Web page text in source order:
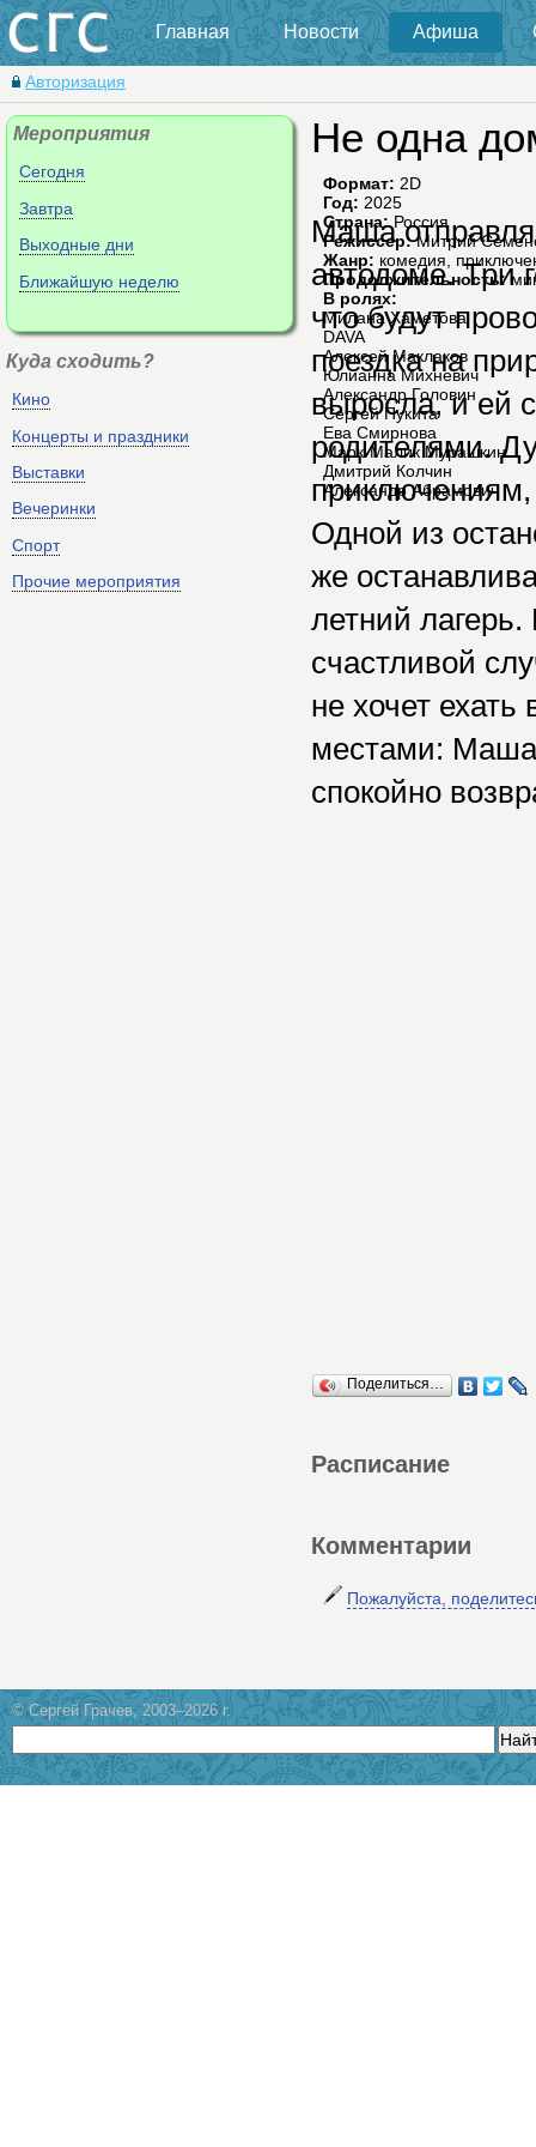
Главная Новости Афиша
Авторизация
Мероприятия
Сегодня
Завтра
Выходные дни
Ближайшую неделю
Куда сходить?
Кино
Концерты и праздники
Выставки
Вечеринки
Спорт
Прочие мероприятия
Не одна
Формат: 2D
Год: 2025
Страна:Россия
Режиссер:Митрий
Жанр: комедия,
Продолжительность:
В ролях:
Милана Хаметова
DAVA
Алексей Маклаков
Юлианна Михневич
Александр Головин
Сергей Пукита
Ева Смирнова
Марк-Малик Мурашкин
Дмитрий Колчин
Александр Абрамович
Маша
автодоме. Три
что будут
поездка на
выросла, и ей
родителями.
приключениям,
Одной из
же
летний
счастливой
не хочет
местами: Маша
спокойно
Поделиться…
Расписание
Комментарии
Пожалуйста,
© Сергей Грачев, 2003–2026 г.